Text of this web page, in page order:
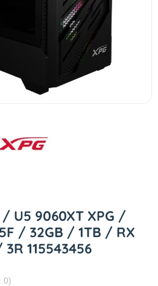
U5 9060XT XPG /
/ 32GB / 1TB / RX
115543456
0)